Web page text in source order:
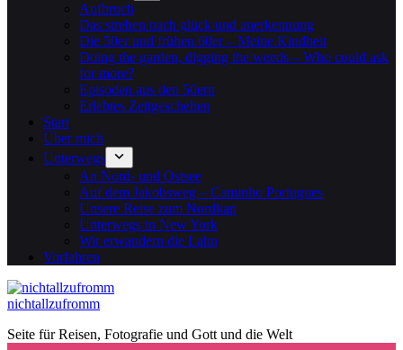
Aufbruch
Das streben nach glück und anerkennung
Die 50er und frühen 60er – Meine Kindheit
Doing the garden, digging the weeds – Who could ask
for more?
Episoden aus den 50ern
Erlebtes Zeitgeschehen
Start
Über mich
Unterwegs
An Nord- und Ostsee
Auf dem Jakobsweg – Caminho Portugues
Unsere Reise zum Nordkap
Unterwegs in New York
Wir erwandern die Lahn
Vorfahren
nichtallzufromm
Seite für Reisen, Fotografie und Gott und die Welt